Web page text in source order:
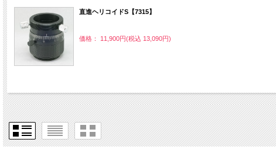
直進ヘリコイドS【7315】
価格： 11,900円(税込 13,090円)